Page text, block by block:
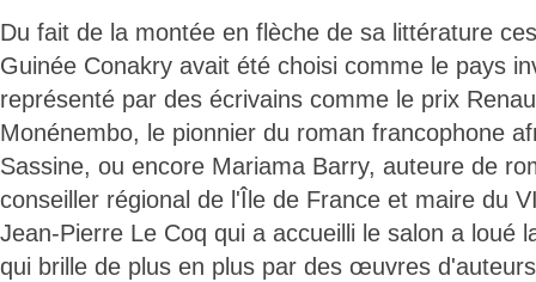
Du fait de la montée en flèche de sa littérature
Guinée Conakry avait été choisi comme le pays
représenté par des écrivains comme le prix
Monénembo, le pionnier du roman francophone
Sassine, ou encore Mariama Barry, auteure de
conseiller régional de l'Île de France et maire du
Jean-Pierre Le Coq qui a accueilli le salon a loué
qui brille de plus en plus par des œuvres